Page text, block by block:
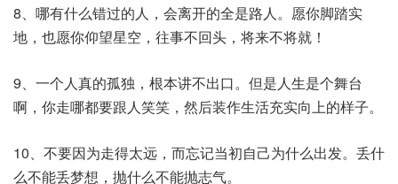
8、哪有什么错过的人，会离开的全是路人。愿你脚踏实
地，也愿你仰望星空，往事不回头，将来不将就！
9、一个人真的孤独，根本讲不出口。但是人生是个舞台
啊，你走哪都要跟人笑笑，然后装作生活充实向上的样子。
10、不要因为走得太远，而忘记当初自己为什么出发。丢什
么不能丢梦想，抛什么不能抛志气。